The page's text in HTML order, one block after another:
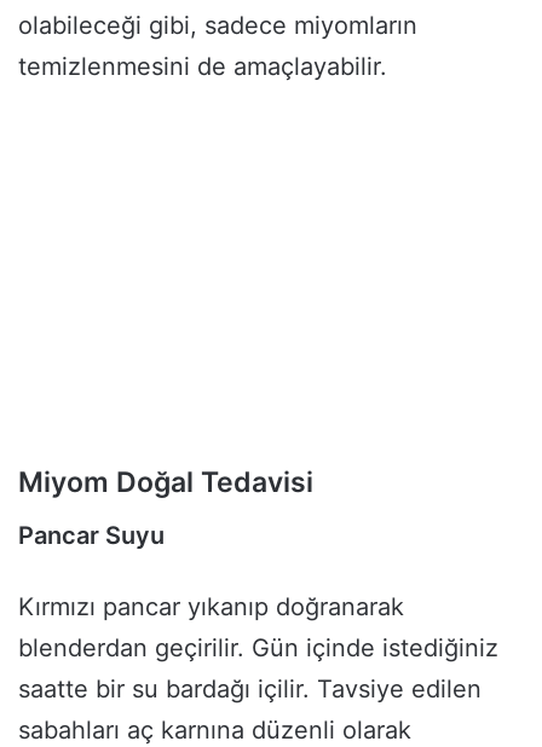
olabileceği gibi, sadece miyomların
temizlenmesini de amaçlayabilir.
Miyom Doğal Tedavisi
Pancar Suyu
Kırmızı pancar yıkanıp doğranarak
blenderdan geçirilir. Gün içinde istediğiniz
saatte bir su bardağı içilir. Tavsiye edilen
sabahları aç karnına düzenli olarak